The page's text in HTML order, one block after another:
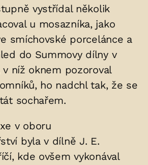
vystřídal několik
u mosazníka, jako
smíchovské porcelánce a
do Summovy dílny v
v níž oknem pozoroval
ho nadchl tak, že se
sochařem.
v oboru
byla v dílně J. E.
kde ovšem vykonával